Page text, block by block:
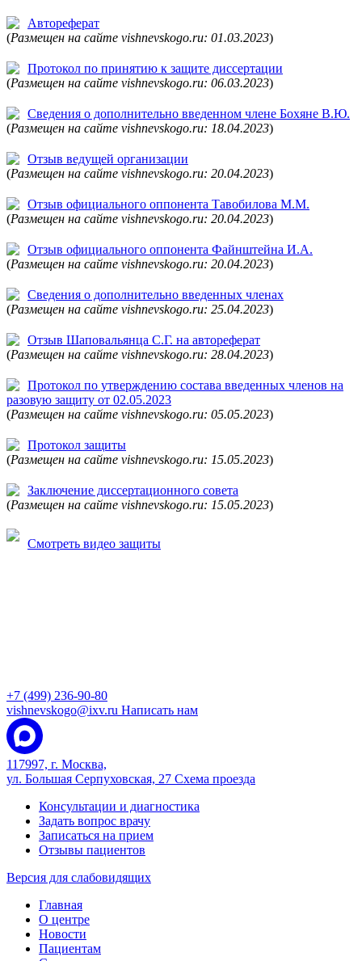
Автореферат
(Размещен на сайте vishnevskogo.ru: 01.03.2023)
Протокол по принятию к защите диссертации
(Размещен на сайте vishnevskogo.ru: 06.03.2023)
Сведения о дополнительно введенном члене Бохяне В.Ю.
(Размещен на сайте vishnevskogo.ru: 18.04.2023)
Отзыв ведущей организации
(Размещен на сайте vishnevskogo.ru: 20.04.2023)
Отзыв официального оппонента Тавобилова М.М.
(Размещен на сайте vishnevskogo.ru: 20.04.2023)
Отзыв официального оппонента Файнштейна И.А.
(Размещен на сайте vishnevskogo.ru: 20.04.2023)
Сведения о дополнительно введенных членах
(Размещен на сайте vishnevskogo.ru: 25.04.2023)
Отзыв Шаповальянца С.Г. на автореферат
(Размещен на сайте vishnevskogo.ru: 28.04.2023)
Протокол по утверждению состава введенных членов на
разовую защиту от 02.05.2023
(Размещен на сайте vishnevskogo.ru: 05.05.2023)
Протокол защиты
(Размещен на сайте vishnevskogo.ru: 15.05.2023)
Заключение диссертационного совета
(Размещен на сайте vishnevskogo.ru: 15.05.2023)
Смотреть видео защиты
+7 (499) 236-90-80
vishnevskogo@ixv.ru Написать нам
117997, г. Москва,
ул. Большая Серпуховская, 27 Схема проезда
Консультации и диагностика
Задать вопрос врачу
Записаться на прием
Отзывы пациентов
Версия для слабовидящих
Главная
О центре
Новости
Пациентам